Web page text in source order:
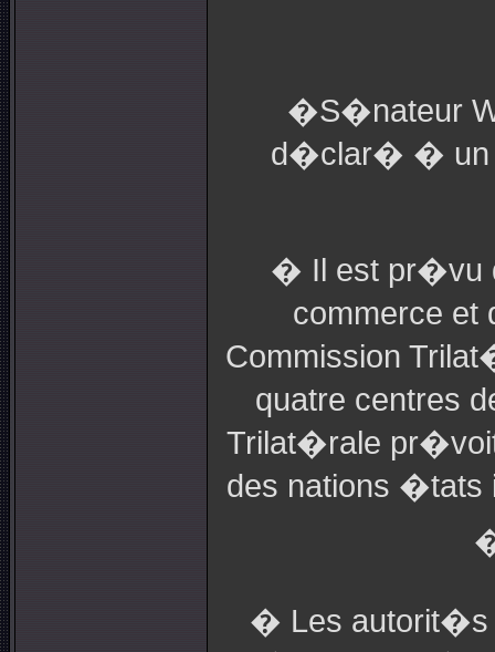
�S�nateur
d�clar� � un
� Il est pr�vu
commerce et
Commission
quatre centres
Trilat�rale
des nations �tats
� Les autorit�s